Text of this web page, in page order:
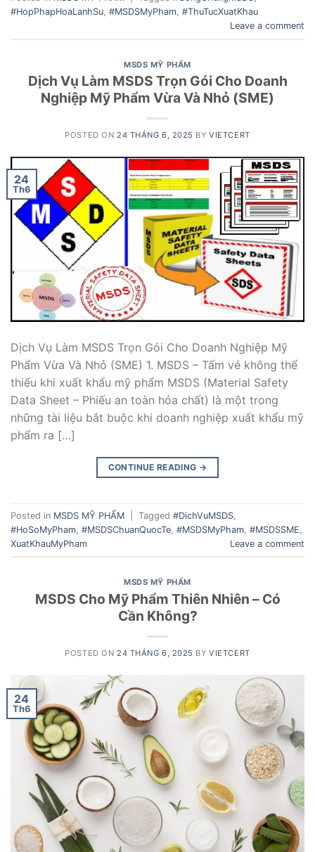
#HopPhapHoaLanhSu #MSDSMyPham #ThuTucXuatKhau
Leave a comment
MSDS MỸ PHẨM
Dịch Vụ Làm MSDS Trọn Gói Cho Doanh
Nghiệp Mỹ Phẩm Vừa Và Nhỏ (SME)
POSTED ON 24 THÁNG 6, 2025 BYVIETCERT
24
Th6
Dịch Vụ Làm MSDS Trọn Gói Cho Doanh Nghiệp Mỹ
Phẩm Vừa Và Nhỏ (SME) 1. MSDS – Tấm vé không thể
thiếu khi xuất khẩu mỹ phẩm MSDS (Material Safety
Data Sheet – Phiếu an toàn hóa chất) là một trong
những tài liệu bắt buộc khi doanh nghiệp xuất khẩu mỹ
phẩm ra […]
CONTINUE READING →
Posted in MSDS MỸ PHẨM Tagged #DichVuMSDS
#HoSoMyPham #MSDSChuanQuocTe #MSDSMyPham #MSDSSME
XuatKhauMyPham
Leave a comment
MSDS MỸ PHẨM
MSDS Cho Mỹ Phẩm Thiên Nhiên – Có
Cần Không?
POSTED ON 24 THÁNG 6, 2025 BYVIETCERT
24
Th6